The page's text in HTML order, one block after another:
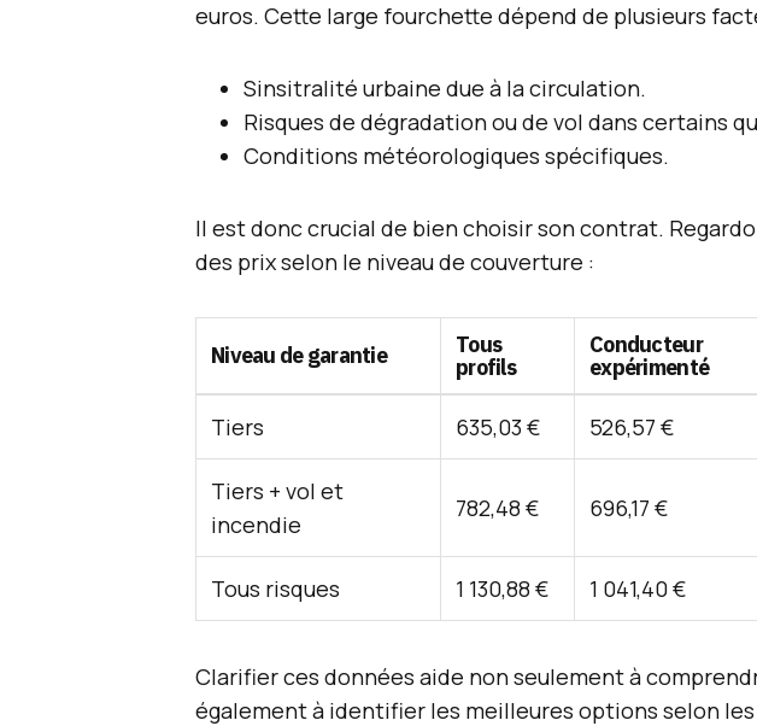
euros. Cette large fourchette dépend de plusieurs
Sinsitralité urbaine due à la circulation.
Risques de dégradation ou de vol dans certains
Conditions météorologiques spécifiques.
Il est donc crucial de bien choisir son contrat.
des prix selon le niveau de couverture :
Niveau de garantie
Tous
profils
Conducteur
expérimenté
Tiers 635,03 € 526,57 €
Tiers + vol et
incendie
782,48 € 696,17 €
Tous risques 1 130,88 € 1 041,40 €
Clarifier ces données aide non seulement à
également à identifier les meilleures options selon